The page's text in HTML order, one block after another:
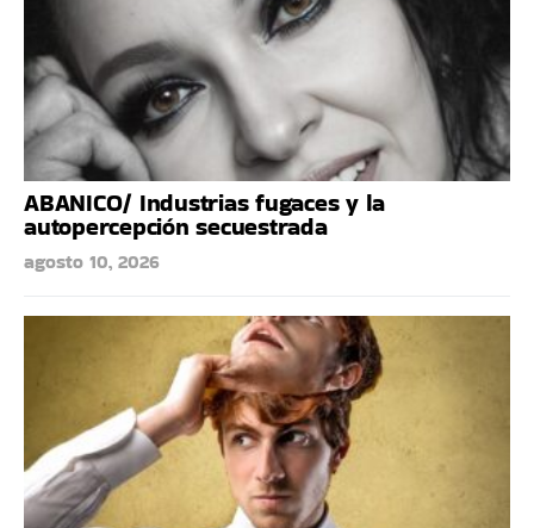
ABANICO/ Industrias fugaces y la
autopercepción secuestrada
agosto 10, 2026